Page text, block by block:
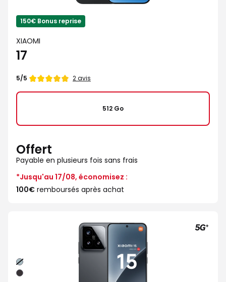
150€ Bonus reprise
XIAOMI
17
Note
5/5 2 avis
512 Go
Offert
Payable en plusieurs fois sans frais
*Jusqu'au 17/08, économisez :
100€ remboursés après achat
Vert
Noir